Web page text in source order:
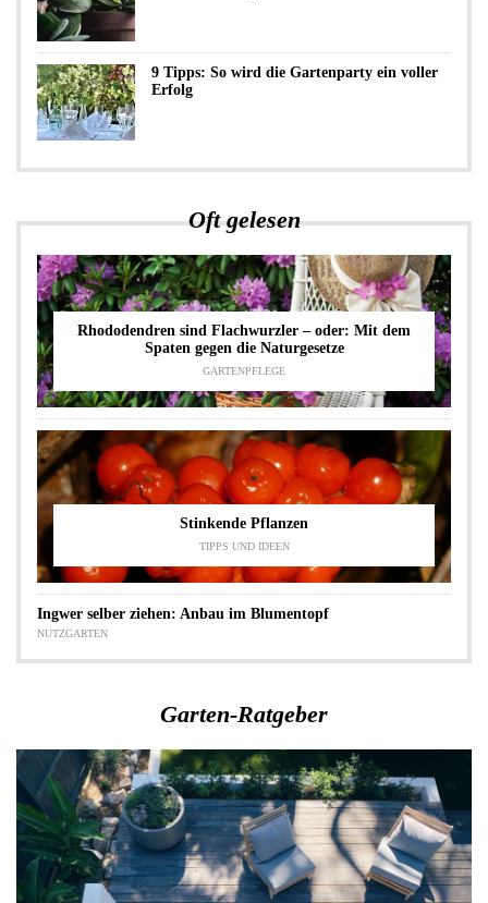
9 Tipps: So wird die Gartenparty ein voller
Erfolg
Oft gelesen
Rhododendren sind Flachwurzler – oder: Mit dem
Spaten gegen die Naturgesetze
GARTENPFLEGE
Stinkende Pflanzen
TIPPS UND IDEEN
Ingwer selber ziehen: Anbau im Blumentopf
NUTZGARTEN
Garten-Ratgeber